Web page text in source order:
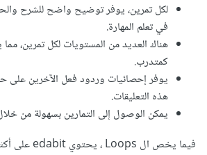
لكل تمرين، يوفر توضيح واضح للشرح
في تعلم المهارة.
هناك العديد من المستويات لكل تمرين،
كمتدرب.
يوفر إحصائيات وردود فعل الآخرين على
هذه التعليقات.
يمكن الوصول إلى التمارين بسهولة من خلال